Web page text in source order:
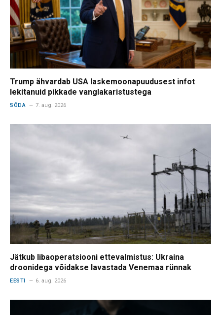
Trump ähvardab USA laskemoonapuudusest infot
lekitanuid pikkade vanglakaristustega
SÕDA 7. aug. 2026
Jätkub libaoperatsiooni ettevalmistus: Ukraina
droonidega võidakse lavastada Venemaa rünnak
EESTI 6. aug. 2026